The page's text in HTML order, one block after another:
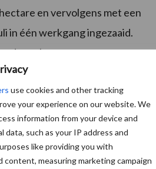
use cookies and other tracking
your experience on our website. We
information from your device and
data, such as your IP address and
like providing you with
content, measuring marketing campaign
en vervolgens met een
in één werkgang ingezaaid.
zetten.
meststoffen en
(0,333 gram per hectare),
over het perceel zijn de